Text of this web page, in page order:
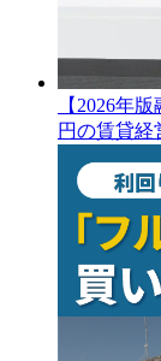
【2026年
円の賃貸経